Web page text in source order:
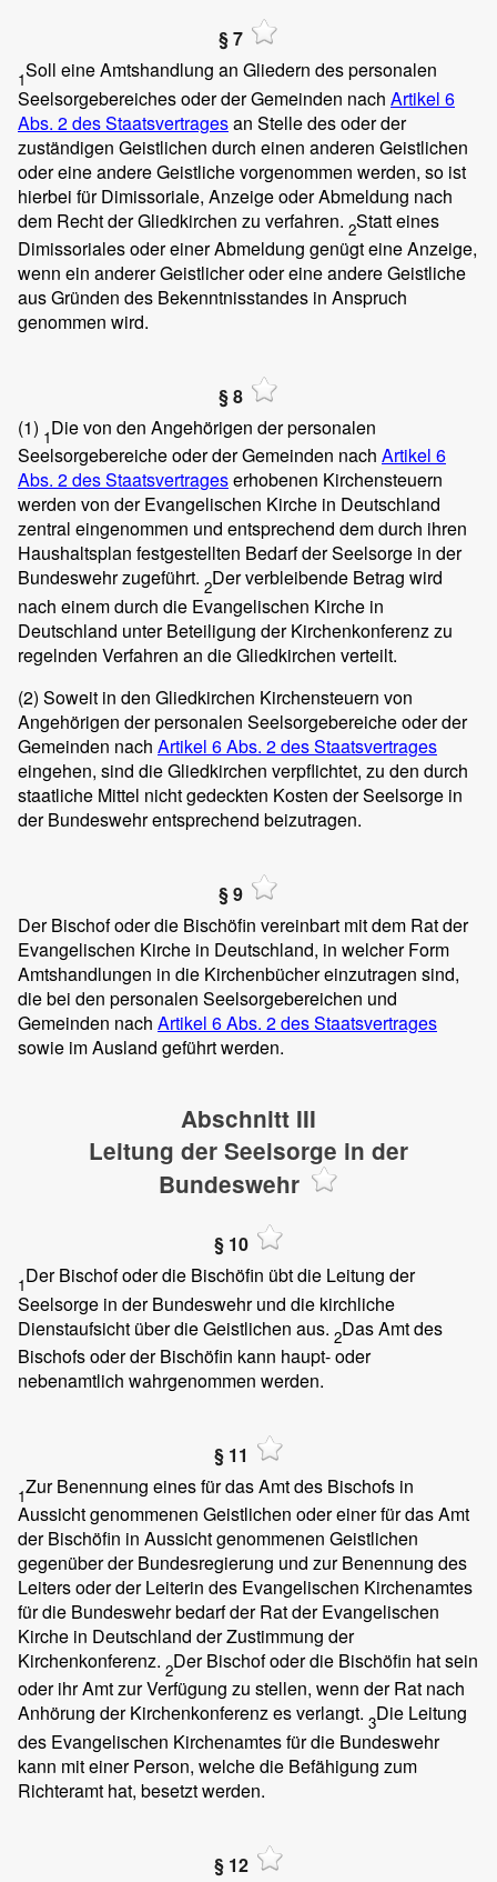
§ 7
1Soll eine Amtshandlung an Gliedern des personalen
Seelsorgebereiches oder der Gemeinden nach Artikel 6
Abs. 2 des Staatsvertragesan Stelle des oder der
zuständigen Geistlichen durch einen anderen Geistlichen
oder eine andere Geistliche vorgenommen werden, so ist
hierbei für Dimissoriale, Anzeige oder Abmeldung nach
dem Recht der Gliedkirchen zu verfahren. 2Statt eines
Dimissoriales oder einer Abmeldung genügt eine Anzeige,
wenn ein anderer Geistlicher oder eine andere Geistliche
aus Gründen des Bekenntnisstandes in Anspruch
genommen wird.
§ 8
(1) 1Die von den Angehörigen der personalen
Seelsorgebereiche oder der Gemeinden nach Artikel 6
Abs. 2 des Staatsvertrageserhobenen Kirchensteuern
werden von der Evangelischen Kirche in Deutschland
zentral eingenommen und entsprechend dem durch ihren
Haushaltsplan festgestellten Bedarf der Seelsorge in der
Bundeswehr zugeführt. 2Der verbleibende Betrag wird
nach einem durch die Evangelischen Kirche in
Deutschland unter Beteiligung der Kirchenkonferenz zu
regelnden Verfahren an die Gliedkirchen verteilt.
(2) Soweit in den Gliedkirchen Kirchensteuern von
Angehörigen der personalen Seelsorgebereiche oder der
Gemeinden nach Artikel 6 Abs. 2 des Staatsvertrages
eingehen, sind die Gliedkirchen verpflichtet, zu den durch
staatliche Mittel nicht gedeckten Kosten der Seelsorge in
der Bundeswehr entsprechend beizutragen.
§ 9
Der Bischof oder die Bischöfin vereinbart mit dem Rat der
Evangelischen Kirche in Deutschland, in welcher Form
Amtshandlungen in die Kirchenbücher einzutragen sind,
die bei den personalen Seelsorgebereichen und
Gemeinden nach Artikel 6 Abs. 2 des Staatsvertrages
sowie im Ausland geführt werden.
Abschnitt III
Leitung der Seelsorge in der
Bundeswehr
§ 10
1Der Bischof oder die Bischöfin übt die Leitung der
Seelsorge in der Bundeswehr und die kirchliche
Dienstaufsicht über die Geistlichen aus. 2Das Amt des
Bischofs oder der Bischöfin kann haupt- oder
nebenamtlich wahrgenommen werden.
§ 11
1Zur Benennung eines für das Amt des Bischofs in
Aussicht genommenen Geistlichen oder einer für das Amt
der Bischöfin in Aussicht genommenen Geistlichen
gegenüber der Bundesregierung und zur Benennung des
Leiters oder der Leiterin des Evangelischen Kirchenamtes
für die Bundeswehr bedarf der Rat der Evangelischen
Kirche in Deutschland der Zustimmung der
Kirchenkonferenz. 2Der Bischof oder die Bischöfin hat sein
oder ihr Amt zur Verfügung zu stellen, wenn der Rat nach
Anhörung der Kirchenkonferenz es verlangt. 3Die Leitung
des Evangelischen Kirchenamtes für die Bundeswehr
kann mit einer Person, welche die Befähigung zum
Richteramt hat, besetzt werden.
§ 12